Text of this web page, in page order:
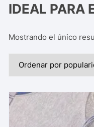
IDEAL PARA
Mostrando el único